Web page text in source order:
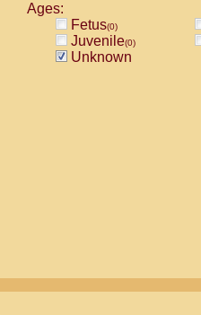
Ages:
Fetus(0)
Juvenile(0)
Unknown